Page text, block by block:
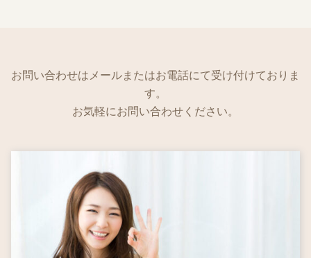
お問い合わせはメールまたはお電話にて受け付けておりま
す。
お気軽にお問い合わせください。